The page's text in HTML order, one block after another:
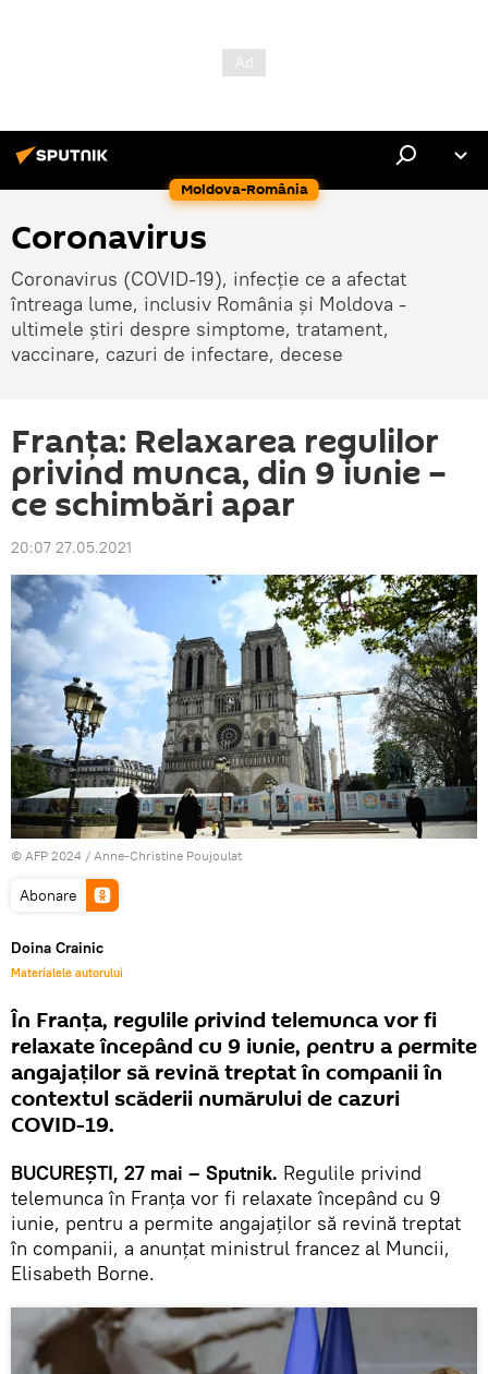
Moldova-România
Coronavirus
Coronavirus (COVID-19), infecție ce a afectat
întreaga lume, inclusiv România și Moldova -
ultimele știri despre simptome, tratament,
vaccinare, cazuri de infectare, decese
Franţa: Relaxarea regulilor
privind munca, din 9 iunie –
ce schimbări apar
20:07 27.05.2021
© AFP 2024 / Anne-Christine Poujoulat
Abonare
Doina Crainic
Materialele autorului
În Franţa, regulile privind telemunca vor fi
relaxate începând cu 9 iunie, pentru a permite
angajaților să revină treptat în companii în
contextul scăderii numărului de cazuri
COVID-19.
BUCUREŞTI, 27 mai – Sputnik. Regulile privind
telemunca în Franţa vor fi relaxate începând cu 9
iunie, pentru a permite angajaților să revină treptat
în companii, a anunţat ministrul francez al Muncii,
Elisabeth Borne.